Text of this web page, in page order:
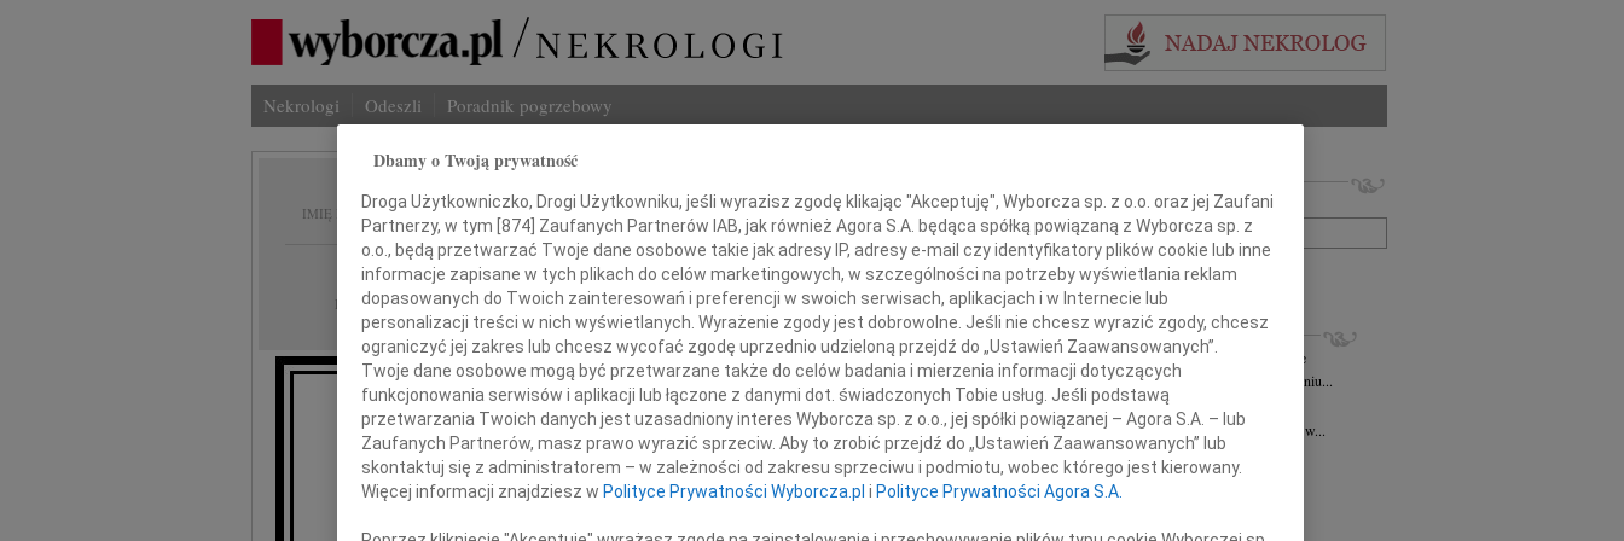
Nekrologi Odeszli Poradnik pogrzebowy
IMIĘ I NAZWISKO: Małgorzata Kmiecicka
REGION: Kielce
DATA EMISJI: 04.03.2010
Z ogromnym żalem przyjęliśmy wiadomość,
że 1 marca 2010 roku odeszła od nas
Małgorzata Kmiecicka
Imię i nazwisko lub numer ogłoszenia:
+ szukanie zaawansowane
INNE NEKROLOGI
Krzysztof Niespodzianski10.11.2025
Kielce
Z ogromnym smutkiem informujemy, że w dniu...
Edmund Niziurski 11.07.2025
W dniu 13 lipca 2025 roku o godzinie 18.00 w...
Maria Bałuka-Horecka
Serdeczne podziękowania Wszystkim,...
17.02.2025
Michał, ściskamy Was mocno! PZL
Dbamy o Twoją prywatność
Droga Użytkowniczko, Drogi Użytkowniku, jeśli wyrazisz zgodę klikając "Akceptuję", Wyborcza sp. z o.o. oraz jej Zaufani
Partnerzy, w tym [874] Zaufanych Partnerów IAB, jak również Agora S.A. będąca spółką powiązaną z Wyborcza sp. z
o.o., będą przetwarzać Twoje dane osobowe takie jak adresy IP, adresy e-mail czy identyfikatory plików cookie lub inne
informacje zapisane w tych plikach do celów marketingowych, w szczególności na potrzeby wyświetlania reklam
dopasowanych do Twoich zainteresowań i preferencji w swoich serwisach, aplikacjach i w Internecie lub
personalizacji treści w nich wyświetlanych. Wyrażenie zgody jest dobrowolne. Jeśli nie chcesz wyrazić zgody, chcesz
ograniczyć jej zakres lub chcesz wycofać zgodę uprzednio udzieloną przejdź do „Ustawień Zaawansowanych”.
Twoje dane osobowe mogą być przetwarzane także do celów badania i mierzenia informacji dotyczących
funkcjonowania serwisów i aplikacji lub łączone z danymi dot. świadczonych Tobie usług. Jeśli podstawą
przetwarzania Twoich danych jest uzasadniony interes Wyborcza sp. z o.o., jej spółki powiązanej – Agora S.A. – lub
Zaufanych Partnerów, masz prawo wyrazić sprzeciw. Aby to zrobić przejdź do „Ustawień Zaawansowanych” lub
skontaktuj się z administratorem – w zależności od zakresu sprzeciwu i podmiotu, wobec którego jest kierowany.
Więcej informacji znajdziesz w Polityce Prywatności Wyborcza.pl i Polityce Prywatności Agora S.A.